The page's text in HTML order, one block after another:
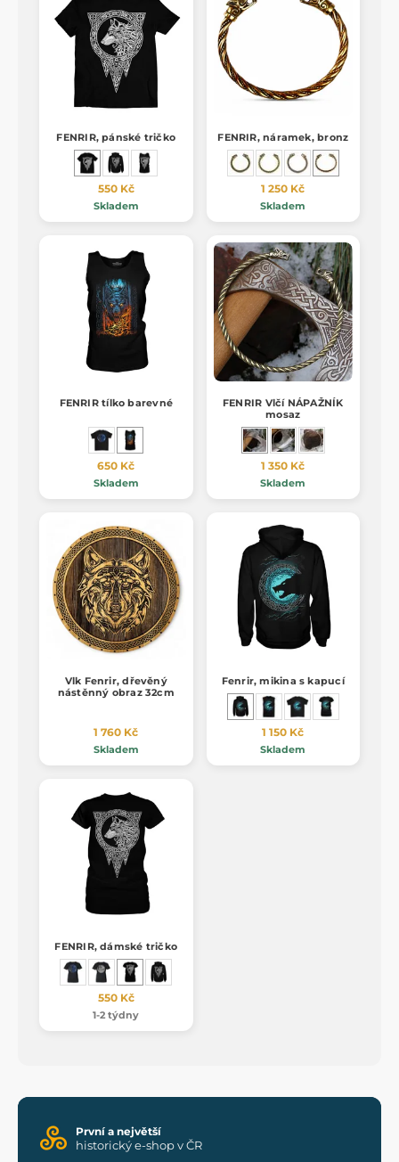
FENRIR, pánské tričko
550 Kč
Skladem
FENRIR, náramek, bronz
1 250 Kč
Skladem
FENRIR tílko barevné
650 Kč
Skladem
FENRIR Vlčí NÁPAŽNÍK
mosaz
1 350 Kč
Skladem
Vlk Fenrir, dřevěný
nástěnný obraz 32cm
1 760 Kč
Skladem
Fenrir, mikina s kapucí
1 150 Kč
Skladem
FENRIR, dámské tričko
550 Kč
1-2 týdny
První a největší
historický e-shop v ČR